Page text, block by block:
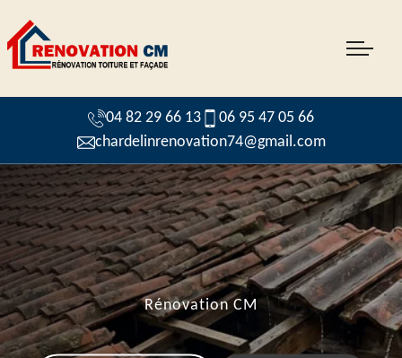
04 82 29 66 13
06 95 47 05 66
chardelinrenovation74@gmail.com
Rénovation CM